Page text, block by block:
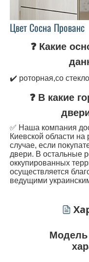
Цвет Сосна Прованс
❓ Какие
✔️ роторная,со
❓ В какие
✅ Наша компания
Киевской области
случае, если
двери. В остальные
оккупированных
осуществляется
ведущими
Модель